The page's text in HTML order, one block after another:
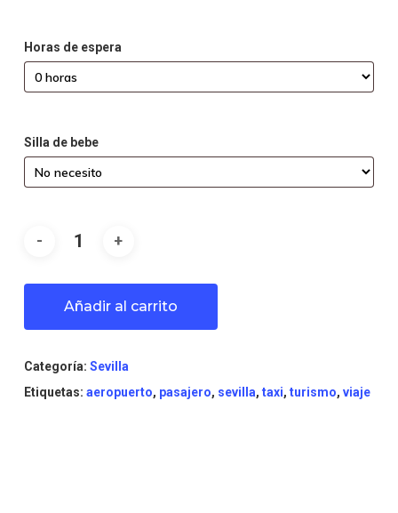
Horas de espera
Silla de bebe
Añadir al carrito
Categoría: Sevilla
Etiquetas: aeropuerto, pasajero, sevilla, taxi, turismo, viaje